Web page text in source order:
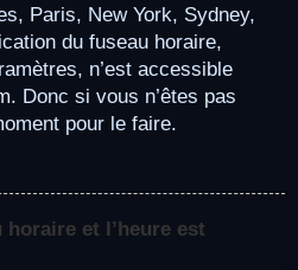
Paris, New York, Sydney,
du fuseau horaire,
n’est accessible
Donc si vous n’êtes pas
pour le faire.
horaire et l’heure est